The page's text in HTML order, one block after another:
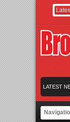
LATEST
Hadirkan Hipdut
Perpaduan